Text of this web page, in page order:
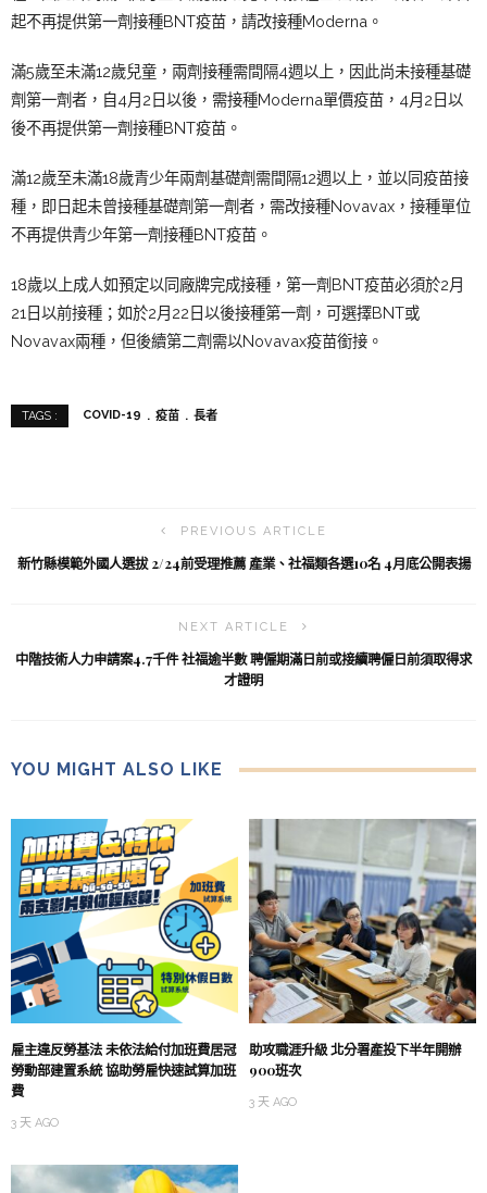
起不再提供第一劑接種BNT疫苗，請改接種Moderna。
滿5歲至未滿12歲兒童，兩劑接種需間隔4週以上，因此尚未接種基礎
劑第一劑者，自4月2日以後，需接種Moderna單價疫苗，4月2日以
後不再提供第一劑接種BNT疫苗。
滿12歲至未滿18歲青少年兩劑基礎劑需間隔12週以上，並以同疫苗接
種，即日起未曾接種基礎劑第一劑者，需改接種Novavax，接種單位
不再提供青少年第一劑接種BNT疫苗。
18歲以上成人如預定以同廠牌完成接種，第一劑BNT疫苗必須於2月
21日以前接種；如於2月22日以後接種第一劑，可選擇BNT或
Novavax兩種，但後續第二劑需以Novavax疫苗銜接 。
TAGS : COVID-19 疫苗 長者
PREVIOUS ARTICLE
新竹縣模範外國人選拔 2/24前受理推薦 產業、社福類各選10名 4月底公開表揚
NEXT ARTICLE
中階技術人力申請案4.7千件 社福逾半數 聘僱期滿日前或接續聘僱日前須取得求
才證明
YOU MIGHT ALSO LIKE
雇主違反勞基法 未依法給付加班費居冠
勞動部建置系統 協助勞雇快速試算加班
費
3 天 AGO
助攻職涯升級 北分署產投下半年開辦
900班次
3 天 AGO